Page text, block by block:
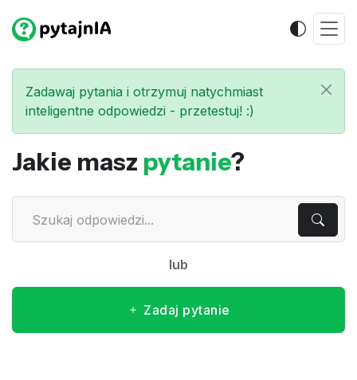
Zadawaj pytania i otrzymuj natychmiast
inteligentne odpowiedzi - przetestuj! :)
Jakie masz pytanie?
lub
Zadaj pytanie